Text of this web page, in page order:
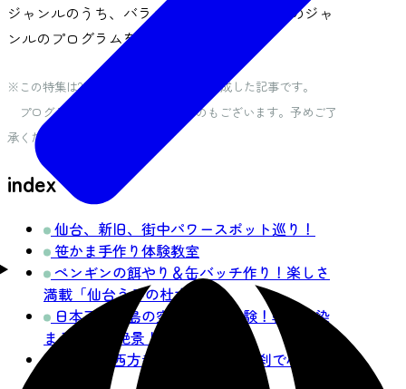
ジャンルのうち、バラエティーに富んだ5つのジャ
ンルのプログラムをご紹介します！
※この特集は2022年7月の取材をもとに作成した記事です。
プログラムによっては休止中のものもございます。予めご了
承ください。
index
仙台、新旧、街中パワースポット巡り！
笹かま手作り体験教室
ペンギンの餌やり＆缶バッチ作り！楽しさ
満載「仙台うみの杜水族館」
日本三景松島の空で熱気球体験！朝日に染
まる松島の絶景！！
定義如来西方寺の写経体験、名刹で心を洗